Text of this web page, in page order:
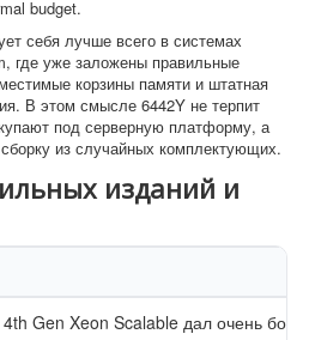
budget.
себя лучше всего в системах
где уже заложены правильные
корзины памяти и штатная
В этом смысле 6442Y не терпит
под серверную платформу, а
из случайных комплектующих.
изданий и
4th Gen Xeon Scalable дал очень